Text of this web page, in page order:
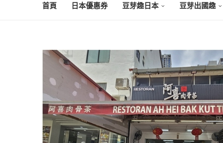
首頁 日本優惠券 豆芽趣日本 豆芽出國趣